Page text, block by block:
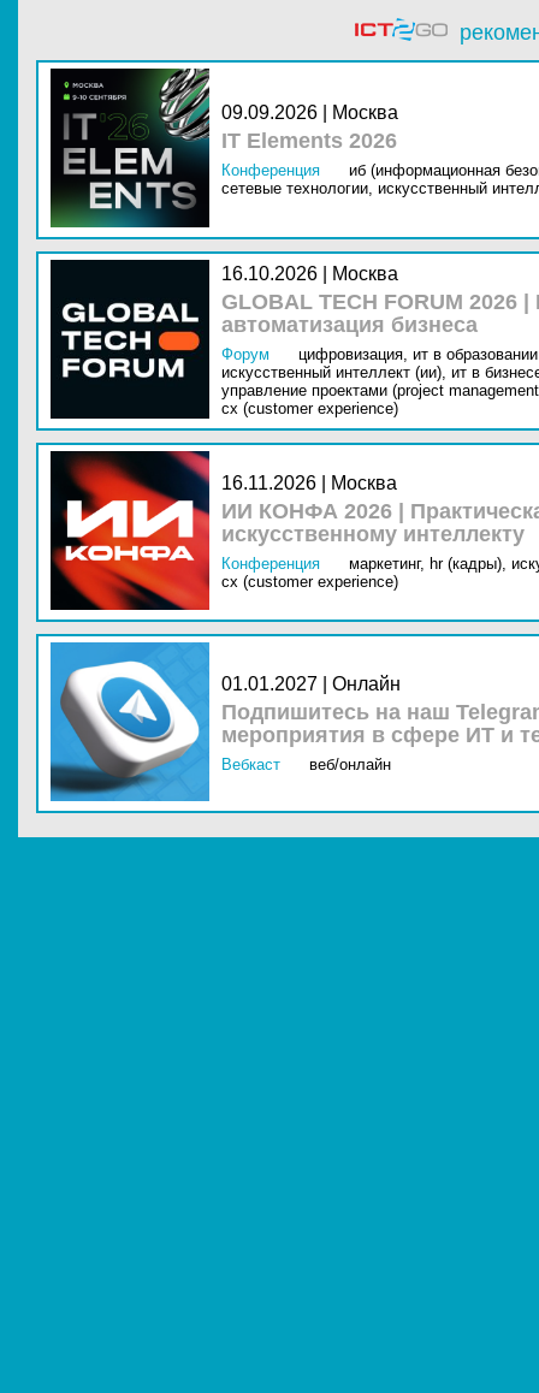
09.09.2026 | Москва
IT Elements 2026
Конференция
иб (информационная
сетевые технологии, искусственный
16.10.2026 | Москва
GLOBAL TECH FORUM
автоматизация бизнеса
Форум цифровизация, ит в
искусственный интеллект (ии), ит в
управление проектами (project
cx (customer experience)
16.11.2026 | Москва
ИИ КОНФА 2026 |
искусственному интеллекту
Конференция маркетинг, hr (кадры),
cx (customer experience)
01.01.2027 | Онлайн
Подпишитесь на наш
мероприятия в сфере ИТ и
Вебкаст веб/онлайн